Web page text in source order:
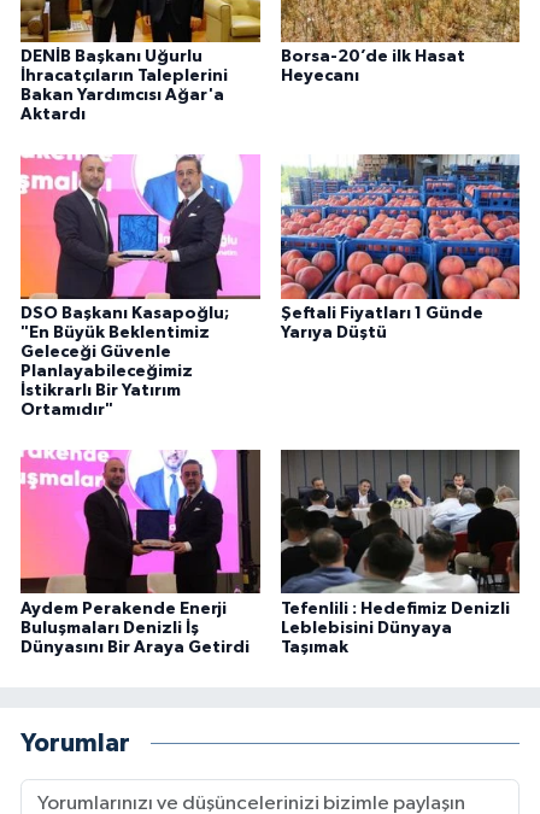
DENİB Başkanı Uğurlu
İhracatçıların Taleplerini
Bakan Yardımcısı Ağar'a
Aktardı
Borsa-20’de ilk Hasat
Heyecanı
DSO Başkanı Kasapoğlu;
"En Büyük Beklentimiz
Geleceği Güvenle
Planlayabileceğimiz
İstikrarlı Bir Yatırım
Ortamıdır"
Şeftali Fiyatları 1 Günde
Yarıya Düştü
Aydem Perakende Enerji
Buluşmaları Denizli İş
Dünyasını Bir Araya Getirdi
Tefenlili : Hedefimiz Denizli
Leblebisini Dünyaya
Taşımak
Yorumlar